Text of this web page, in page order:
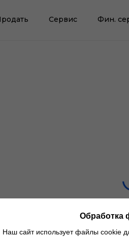
Сервис Фин.
Обработка
Наш сайт использует файлы cookie